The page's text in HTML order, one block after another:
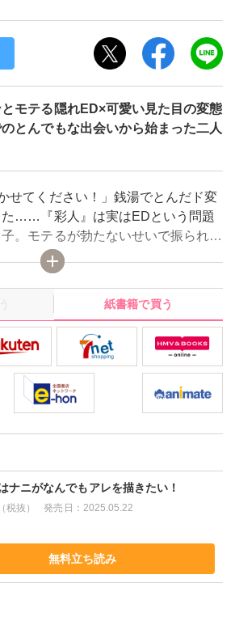
とモテる隠れED×可愛い見た目の変態
とんでもな出会いから始まった二人
せてください！」銭湯でとんだド変
た……『彩人』は実はEDという問題
。モテるが勃たないせいで振られて
前に「アソコを描かせてほしい」
ましろ』が現れ!?この日から距離感
言がサイコパスな美大生のましろに
まって!?性格も生活スタイルも真逆
ら始まった恋の行方は――!? ※本作
しろくんはナニがなんでもアレを描
しを加えた単行本版になります。
紙書籍で買う
ナニがなんでもアレを描きたい！
税抜） 発売日： 2025.05.22
無料立ち読み